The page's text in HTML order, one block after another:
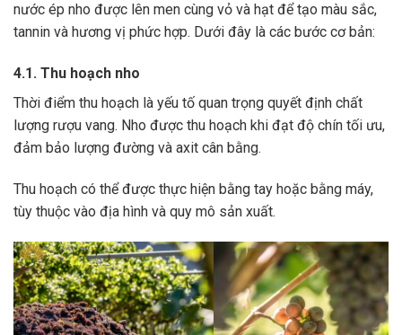
nước ép nho được lên men cùng vỏ và hạt để tạo màu sắc,
tannin và hương vị phức hợp. Dưới đây là các bước cơ bản:
4.1. Thu hoạch nho
Thời điểm thu hoạch là yếu tố quan trọng quyết định chất
lượng rượu vang. Nho được thu hoạch khi đạt độ chín tối ưu,
đảm bảo lượng đường và axit cân bằng.
Thu hoạch có thể được thực hiện bằng tay hoặc bằng máy,
tùy thuộc vào địa hình và quy mô sản xuất.